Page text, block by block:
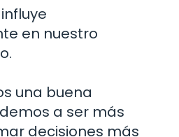
en nuestro
una buena
a ser más
decisiones más